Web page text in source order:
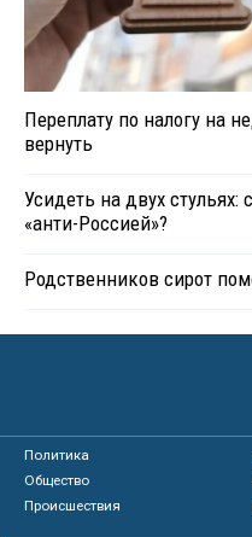
Переплату по налогу на
вернуть
Усидеть на двух
«анти-Россией»?
Родственников сирот
Политика
Общество
Происшествия